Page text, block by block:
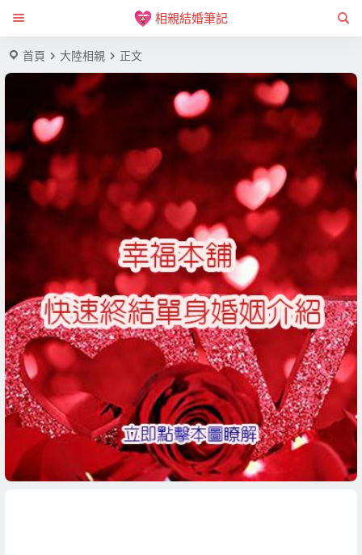
相親結婚筆記
首頁 大陸相親 正文